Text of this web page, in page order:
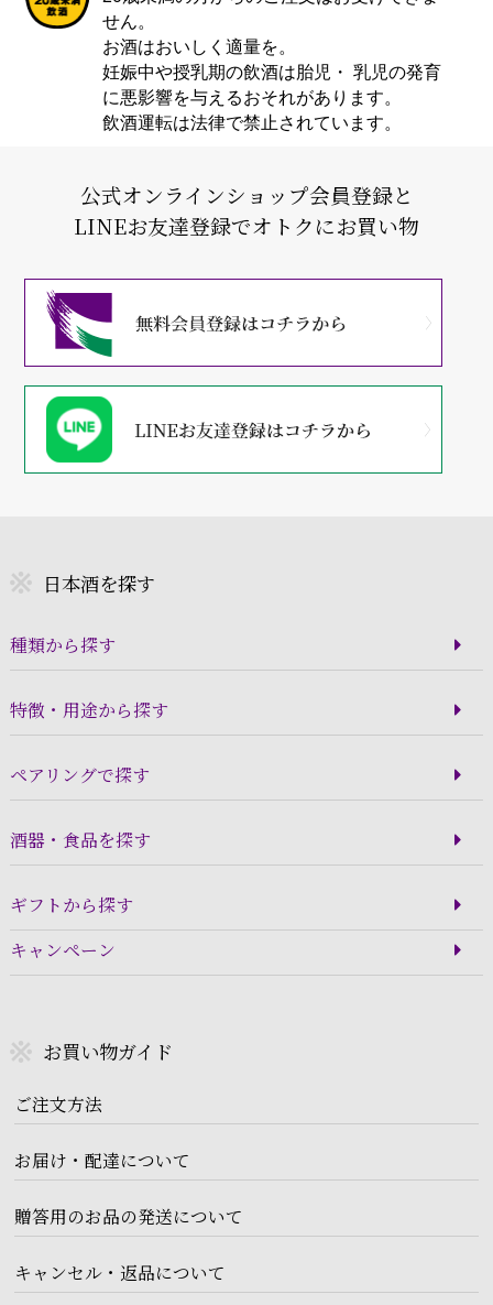
せん。
お酒はおいしく適量を。
妊娠中や授乳期の飲酒は胎児・ 乳児の発育
に悪影響を与えるおそれがあります。
飲酒運転は法律で禁止されています。
公式オンラインショップ会員登録と
LINEお友達登録でオトクにお買い物
日本酒を探す
種類から探す
特徴・用途から探す
ペアリングで探す
酒器・食品を探す
ギフトから探す
キャンペーン
お買い物ガイド
ご注文方法
お届け・配達について
贈答用のお品の発送について
キャンセル・返品について